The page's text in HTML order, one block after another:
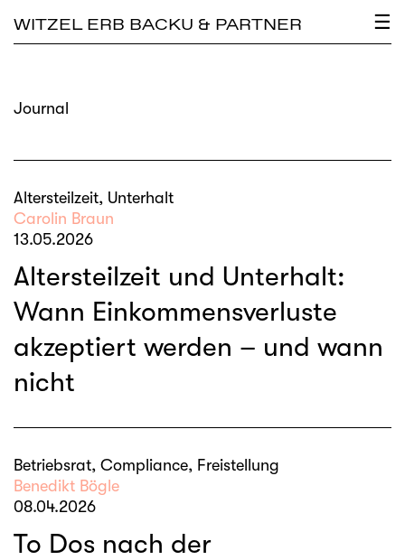
WITZEL ERB BACKU & PARTNER ☰
×
Journal
Altersteilzeit, Unterhalt
Carolin Braun
13.05.2026
Altersteilzeit und Unterhalt:
Wann Einkommensverluste
akzeptiert werden – und wann
nicht
Betriebsrat, Compliance, Freistellung
Benedikt Bögle
08.04.2026
To Dos nach der